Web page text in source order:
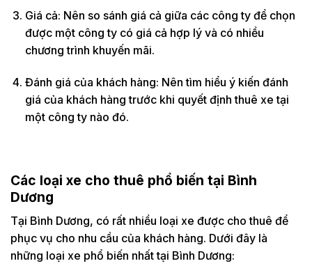
Giá cả: Nên so sánh giá cả giữa các công ty để chọn
được một công ty có giá cả hợp lý và có nhiều
chương trình khuyến mãi.
Đánh giá của khách hàng: Nên tìm hiểu ý kiến đánh
giá của khách hàng trước khi quyết định thuê xe tại
một công ty nào đó.
Các loại xe cho thuê phổ biến tại Bình
Dương
Tại Bình Dương, có rất nhiều loại xe được cho thuê để
phục vụ cho nhu cầu của khách hàng. Dưới đây là
những loại xe phổ biến nhất tại Bình Dương: